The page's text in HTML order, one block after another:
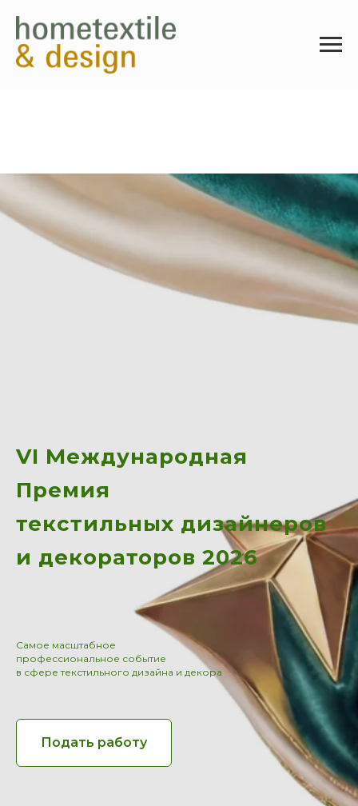
VI Международная
Премия
текстильных дизайнеров
и декораторов 2026
Cамое масштабное
профессиональное событие
в сфере текстильного дизайна и декора
Подать работу